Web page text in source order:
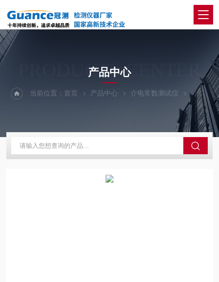
PRODUCTS CENTER
产品中心
当前位置：首页 产品中心 介电常数测试仪 高温介